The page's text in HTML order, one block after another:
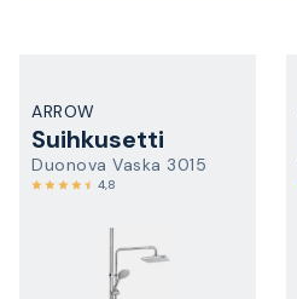
ARROW
Suihkusetti
Duonova Vaska 3015
4,8